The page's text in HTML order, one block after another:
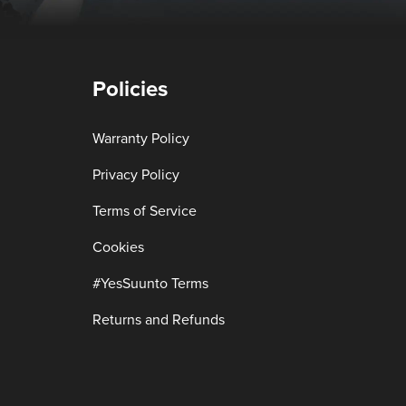
Policies
Warranty Policy
Privacy Policy
Terms of Service
Cookies
#YesSuunto Terms
Returns and Refunds